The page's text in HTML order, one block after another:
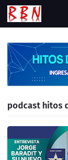
podcast hitos